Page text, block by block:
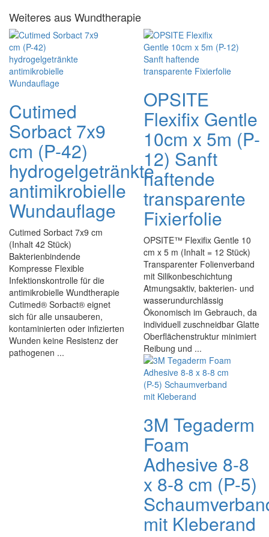
Weiteres aus Wundtherapie
Cutimed
Sorbact 7x9
cm (P-42)
hydrogelgetränkte
antimikrobielle
Wundauflage
Cutimed Sorbact 7x9 cm
(Inhalt 42 Stück)
Bakterienbindende
Kompresse Flexible
Infektionskontrolle für die
antimikrobielle Wundtherapie
Cutimed® Sorbact® eignet
sich für alle unsauberen,
kontaminierten oder infizierten
Wunden keine Resistenz der
pathogenen ...
OPSITE
Flexifix Gentle
10cm x 5m (P-
12) Sanft
haftende
transparente
Fixierfolie
OPSITE™ Flexifix Gentle 10
cm x 5 m (Inhalt = 12 Stück)
Transparenter Folienverband
mit Silikonbeschichtung
Atmungsaktiv, bakterien- und
wasserundurchlässig
Ökonomisch im Gebrauch, da
individuell zuschneidbar Glatte
Oberflächenstruktur minimiert
Reibung und ...
3M Tegaderm
Foam
Adhesive 8-8
x 8-8 cm (P-5)
mit Kleberand